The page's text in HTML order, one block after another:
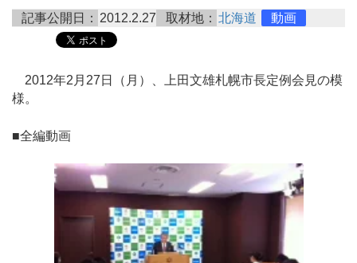
記事公開日： 2012.2.27 取材地： 北海道 動画
2012年2月27日（月）、上田文雄札幌市長定例会見の模
様。
■全編動画